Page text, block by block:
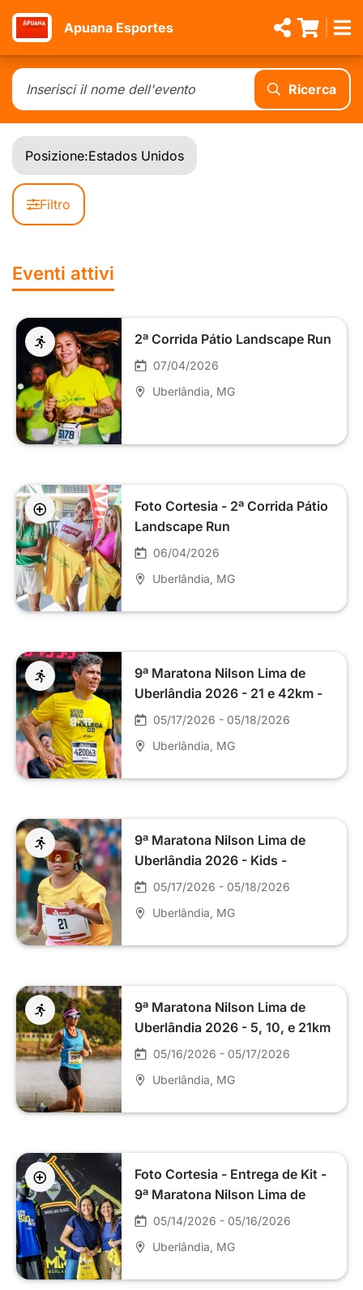
Apuana Esportes
Ricerca
Posizione:Estados Unidos
Filtro
Eventi attivi
2ª Corrida Pátio Landscape Run
07/04/2026
Uberlândia , MG
Foto Cortesia - 2ª Corrida Pátio
Landscape Run
06/04/2026
Uberlândia , MG
9ª Maratona Nilson Lima de
Uberlândia 2026 - 21 e 42km -
Domingo
05/17/2026 - 05/18/2026
Uberlândia , MG
9ª Maratona Nilson Lima de
Uberlândia 2026 - Kids -
Domingo
05/17/2026 - 05/18/2026
Uberlândia , MG
9ª Maratona Nilson Lima de
Uberlândia 2026 - 5, 10, e 21km
- Sábado
05/16/2026 - 05/17/2026
Uberlândia , MG
Foto Cortesia - Entrega de Kit -
9ª Maratona Nilson Lima de
Uberlândia 2026
05/14/2026 - 05/16/2026
Uberlândia , MG